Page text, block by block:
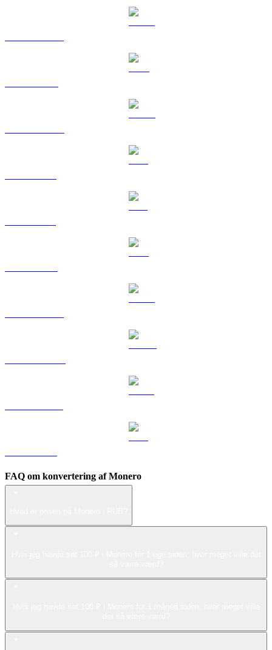
FAQ om konvertering af Monero